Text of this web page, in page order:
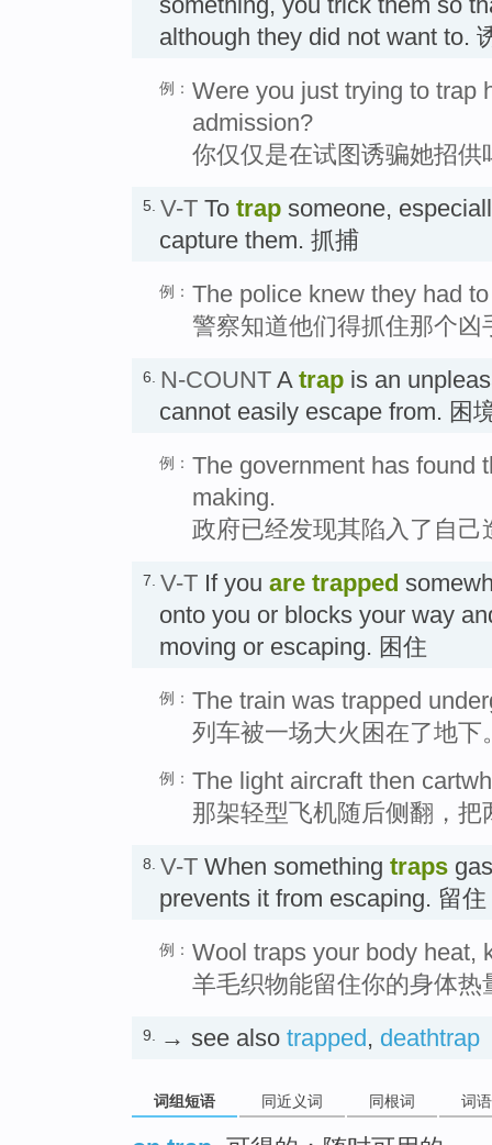
although they did not want to.
例： Were you just trying to trap
admission?
你仅仅是在试图诱骗她招供
5. V-T To trap someone,
capture them. 抓捕
例： The police knew they had
警察知道他们得抓住那个凶
6. N-COUNT A trap is an
cannot easily escape from. 困
例： The government has found
making.
政府已经发现其陷入了自己
7. V-T If you are trapped
onto you or blocks your way
moving or escaping. 困住
例： The train was trapped
列车被一场大火困在了地下
例： The light aircraft then
那架轻型飞机随后侧翻，把
8. V-T When something traps
prevents it from escaping. 留
例： Wool traps your body heat,
羊毛织物能留住你的身体热
9. → see also trapped , deathtrap
词组短语 同近义词 同根词 词